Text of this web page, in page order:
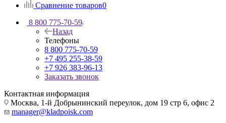
Сравнение товаров0
8 800 775-70-59
Назад
Телефоны
8 800 775-70-59
+7 495 255-38-59
+7 926 383-96-13
Заказать звонок
Контактная информация
Москва, 1-й Добрынинский переулок, дом 19 стр 6, офис 2
manager@kladpoisk.com